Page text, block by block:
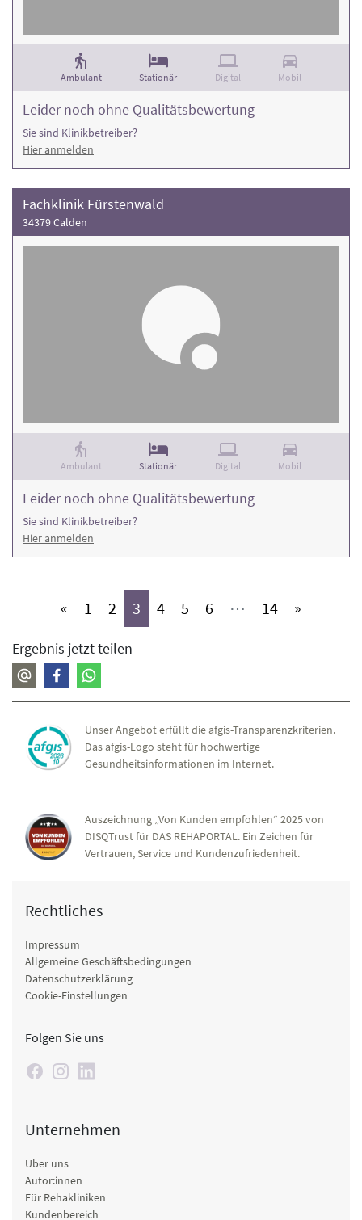
Ambulant Stationär Digital Mobil
Leider noch ohne Qualitätsbewertung
Sie sind Klinikbetreiber?
Hier anmelden
Fachklinik Fürstenwald
34379 Calden
Ambulant Stationär Digital Mobil
Leider noch ohne Qualitätsbewertung
Sie sind Klinikbetreiber?
Hier anmelden
« 1 (aktiv)
2 (aktiv)
3 (aktiv)
4(aktiv)
5 (aktiv)
6 (aktiv)
⋯ 14(aktiv)
»
Ergebnis jetzt teilen
Unser Angebot erfüllt die afgis-Transparenzkriterien.
Das afgis-Logo steht für hochwertige
Gesundheitsinformationen im Internet.
Auszeichnung „Von Kunden empfohlen“ 2025 von
DISQTrust für DAS REHAPORTAL. Ein Zeichen für
Vertrauen, Service und Kundenzufriedenheit.
Rechtliches
Impressum
Allgemeine Geschäftsbedingungen
Datenschutzerklärung
Cookie-Einstellungen
Folgen Sie uns
Unternehmen
Über uns
Autor:innen
Für Rehakliniken
Kundenbereich